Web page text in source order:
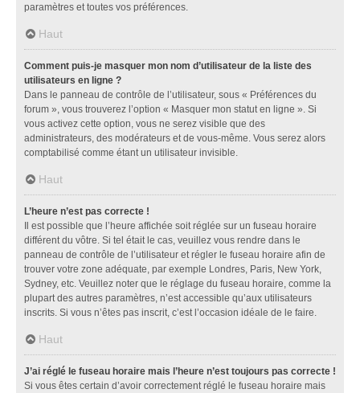
paramètres et toutes vos préférences.
Haut
Comment puis-je masquer mon nom d’utilisateur de la liste des
utilisateurs en ligne ?
Dans le panneau de contrôle de l’utilisateur, sous « Préférences du
forum », vous trouverez l’option « Masquer mon statut en ligne ». Si
vous activez cette option, vous ne serez visible que des
administrateurs, des modérateurs et de vous-même. Vous serez alors
comptabilisé comme étant un utilisateur invisible.
Haut
L’heure n’est pas correcte !
Il est possible que l’heure affichée soit réglée sur un fuseau horaire
différent du vôtre. Si tel était le cas, veuillez vous rendre dans le
panneau de contrôle de l’utilisateur et régler le fuseau horaire afin de
trouver votre zone adéquate, par exemple Londres, Paris, New York,
Sydney, etc. Veuillez noter que le réglage du fuseau horaire, comme la
plupart des autres paramètres, n’est accessible qu’aux utilisateurs
inscrits. Si vous n’êtes pas inscrit, c’est l’occasion idéale de le faire.
Haut
J’ai réglé le fuseau horaire mais l’heure n’est toujours pas correcte !
Si vous êtes certain d’avoir correctement réglé le fuseau horaire mais